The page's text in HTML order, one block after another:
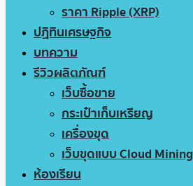
ราคา Ripple (XRP)
ปฏิทินเศรษฐกิจ
บทความ
รีวิวผลิตภัณฑ์
เว็บซื้อขาย
กระเป๋าเก็บเหรียญ
เครื่องขุด
เว็บขุดแบบ Cloud Mining
ห้องเรียน